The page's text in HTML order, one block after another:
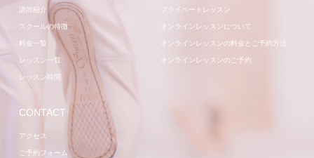
講師紹介
スクールの特徴
料金一覧
レッスン一覧
レッスン時間
プライベートレッスン
オンラインレッスンについて
オンラインレッスンの料金とご予約方法
オンラインレッスンのご予約
CONTACT
アクセス
ご予約フォーム